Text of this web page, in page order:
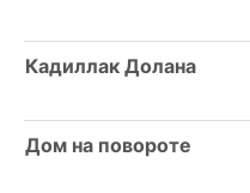
Кадиллак Долана
Дом на повороте